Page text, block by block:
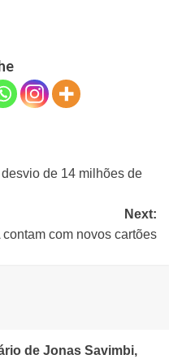
de 14 milhões de
Next:
com novos cartões
de Jonas Savimbi,